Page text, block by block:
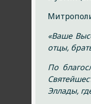
«Ваше
отцы,
По
Эллады,